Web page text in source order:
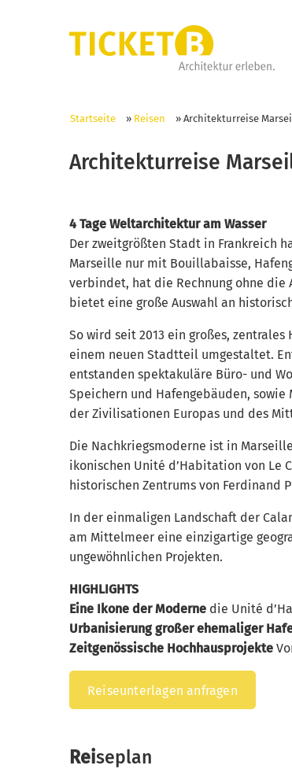
Startseite » Reisen » Architekturreise
Architekturreise
4 Tage Weltarchitektur am Wasser
Der zweitgrößten Stadt in Frankreich
Marseille nur mit Bouillabaisse,
verbindet, hat die Rechnung ohne
bietet eine große Auswahl an
So wird seit 2013 ein großes,
einem neuen Stadtteil umgestaltet.
entstanden spektakuläre Büro- und
Speichern und Hafengebäuden, sowie
der Zivilisationen Europas und des
Die Nachkriegsmoderne ist in
ikonischen Unité d’Habitation von Le
historischen Zentrums von Ferdinand
In der einmaligen Landschaft der
am Mittelmeer eine einzigartige
ungewöhnlichen Projekten.
HIGHLIGHTS
Eine Ikone der Moderne die Unité
Urbanisierung großer ehemaliger
Zeitgenössische Hochhausprojekte
Reiseunterlagen anfragen
Reiseplan